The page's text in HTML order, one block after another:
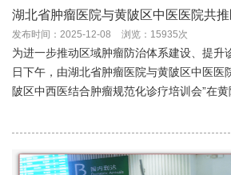
湖北省肿瘤医院与黄陂区中医医院共
设
发布时间：2025-12-08 浏览：15935次
为进一步推动区域肿瘤防治体系建设、提升
日下午，由湖北省肿瘤医院与黄陂区中医医
陂区中西医结合肿瘤规范化诊疗培训会”在